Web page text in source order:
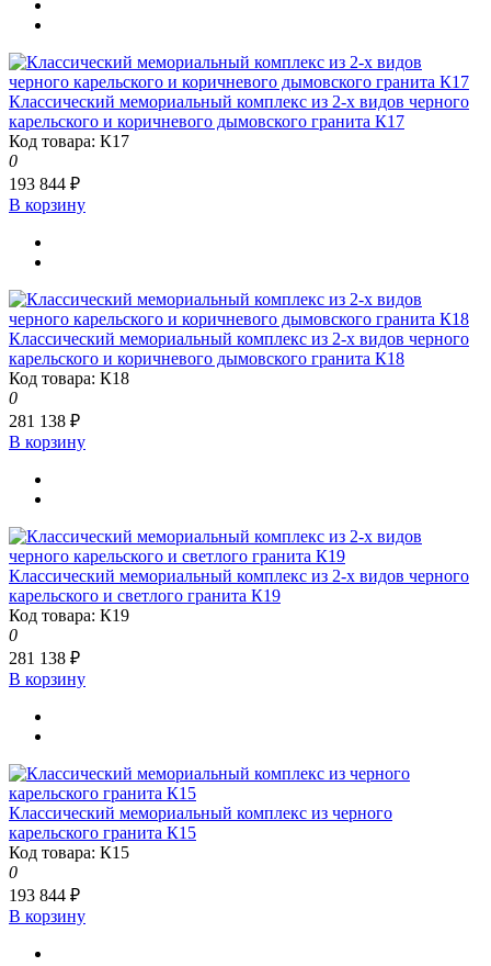
Классический мемориальный комплекс из 2-х видов черного
карельского и коричневого дымовского гранита К17
Код товара: К17
0
193 844 ₽
В корзину
Классический мемориальный комплекс из 2-х видов черного
карельского и коричневого дымовского гранита К18
Код товара: К18
0
281 138 ₽
В корзину
Классический мемориальный комплекс из 2-х видов черного
карельского и светлого гранита К19
Код товара: К19
0
281 138 ₽
В корзину
Классический мемориальный комплекс из черного
карельского гранита К15
Код товара: К15
0
193 844 ₽
В корзину